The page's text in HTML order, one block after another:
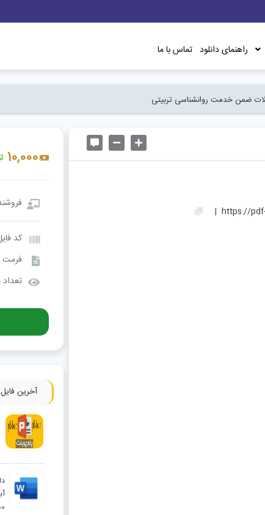
راهنمای دانلود تماس با ما
ضمن خدمت روانشناسی تربیتی
10,000
کد
فرمت
آخرین
|